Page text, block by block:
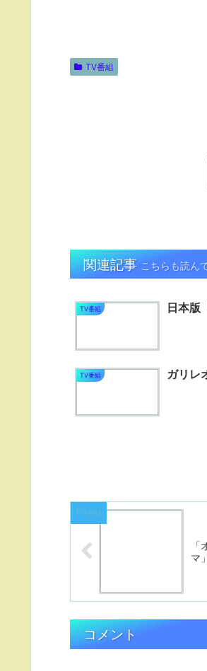
TV番組
関連記事 こちらも読ん
TV番組 日本版
TV番組 ガリ
マ」
コメント